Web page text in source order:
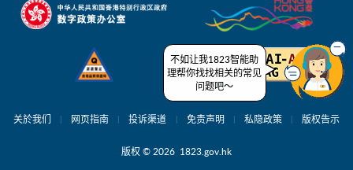
关於我们 网页指南 投诉渠道 免责声明 私隐政策 版权告示
版权 © 2026 1823.gov.hk
不如让我1823智能助
理帮你找找相关的常见
问题吧～